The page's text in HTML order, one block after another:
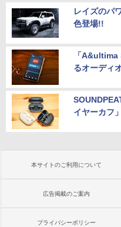
レイズのパ
色登場!!
「
るオーディ
イヤーカフ
本サイトのご利用について
広告掲載のご案内
プライバシーポリシー